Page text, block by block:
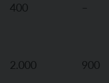
400 –
2.000 900